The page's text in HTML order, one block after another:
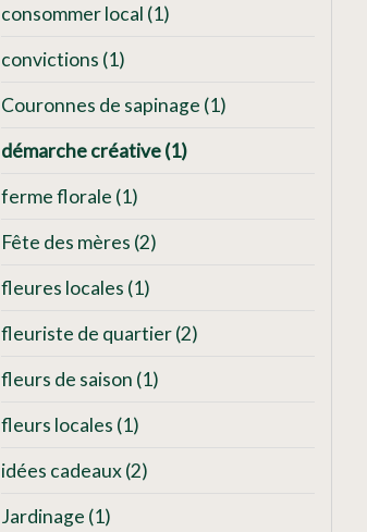
consommer local (1)
convictions (1)
Couronnes de sapinage (1)
démarche créative(1)
ferme florale (1)
Fête des mères (2)
fleures locales (1)
fleuriste de quartier(2)
fleurs de saison (1)
fleurs locales (1)
idées cadeaux(2)
Jardinage (1)